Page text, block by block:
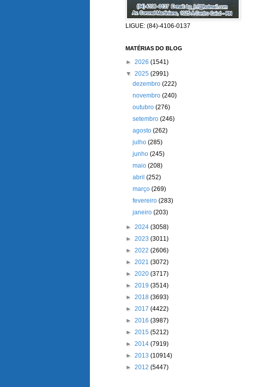
LIGUE: (84)-4106-0137
MATÉRIAS DO BLOG
► 2026 (1541)
▼ 2025 (2991)
dezembro(222)
novembro(240)
outubro(276)
setembro(246)
agosto(262)
julho(285)
junho(245)
maio(208)
abril(252)
março(269)
fevereiro(283)
janeiro(203)
► 2024 (3058)
► 2023 (3011)
► 2022 (2606)
► 2021 (3072)
► 2020 (3717)
► 2019 (3514)
► 2018 (3693)
► 2017 (4422)
► 2016 (3987)
► 2015 (5212)
► 2014 (7919)
► 2013 (10914)
► 2012 (5447)